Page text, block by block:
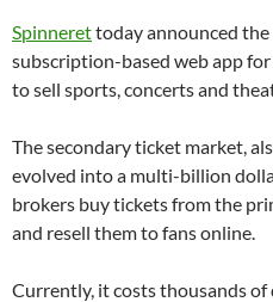
Spinnerettoday announced
subscription-based web app
to sell sports, concerts and
The secondary ticket market,
evolved into a multi-billion
brokers buy tickets from the
and resell them to fans online.
Currently, it costs thousands